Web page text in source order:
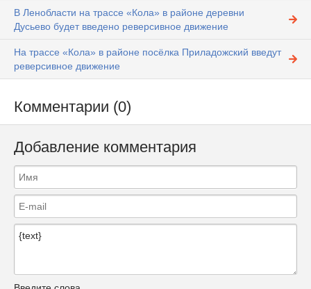
В Ленобласти на трассе «Кола» в районе деревни
Дусьево будет введено реверсивное движение
На трассе «Кола» в районе посёлка Приладожский введут
реверсивное движение
Комментарии (0)
Добавление комментария